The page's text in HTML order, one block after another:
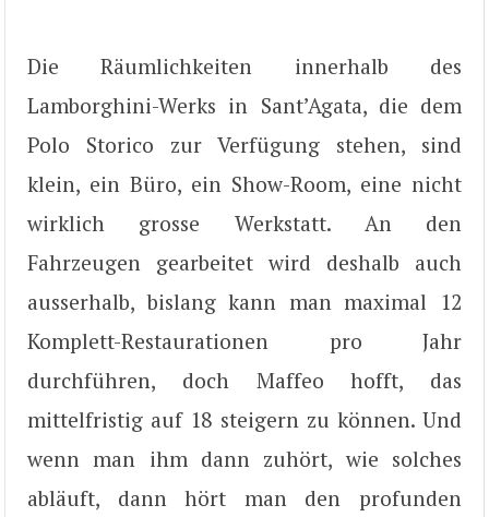
Die Räumlichkeiten innerhalb des
Lamborghini-Werks in Sant’Agata, die dem
Polo Storico zur Verfügung stehen, sind
klein, ein Büro, ein Show-Room, eine nicht
wirklich grosse Werkstatt. An den
Fahrzeugen gearbeitet wird deshalb auch
ausserhalb, bislang kann man maximal 12
Komplett-Restaurationen pro Jahr
durchführen, doch Maffeo hofft, das
mittelfristig auf 18 steigern zu können. Und
wenn man ihm dann zuhört, wie solches
abläuft, dann hört man den profunden